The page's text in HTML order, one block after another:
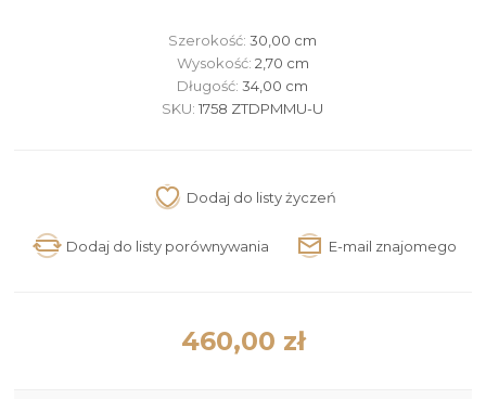
Szerokość:30,00 cm
Wysokość: 2,70 cm
Długość:34,00 cm
SKU: 1758 ZTDPMMU-U
460,00 zł